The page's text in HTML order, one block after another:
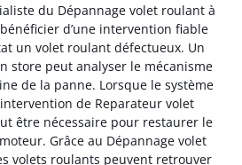
du Dépannage volet roulant à
d’une intervention fiable
un volet roulant défectueux. Un
store peut analyser le mécanisme
de la panne. Lorsque le système
de Reparateur volet
être nécessaire pour restaurer le
Grâce au Dépannage volet
volets roulants peuvent retrouver